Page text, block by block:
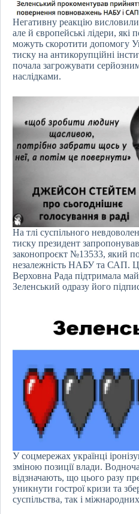
Негативну реакцію
але й європейські лідери, які
можуть скоротити допомогу
тиску на антикорупційні
почала загрожувати
наслідками.
На тлі суспільного
тиску президент
законопроєкт №13533, який
незалежність НАБУ та САП.
Верховна Рада підтримала
Зеленський одразу його
У соцмережах українці
зміною позиції влади.
відзначають, що цього разу
уникнути гострої кризи та
суспільства, так і